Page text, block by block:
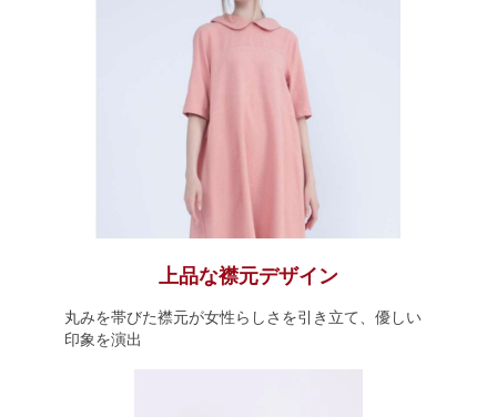
上品な襟元デザイン
丸みを帯びた襟元が女性らしさを引き立て、優しい
印象を演出